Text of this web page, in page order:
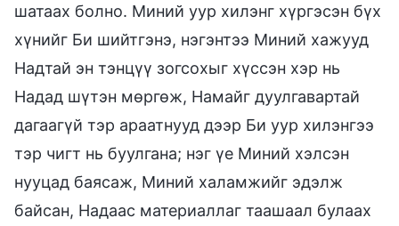
шатаах болно. Миний уур хилэнг хүргэсэн бүх
хүнийг Би шийтгэнэ, нэгэнтээ Миний хажууд
Надтай эн тэнцүү зогсохыг хүссэн хэр нь
Надад шүтэн мөргөж, Намайг дуулгавартай
дагаагүй тэр араатнууд дээр Би уур хилэнгээ
тэр чигт нь буулгана; нэг үе Миний хэлсэн
нууцад баясаж, Миний халамжийг эдэлж
байсан, Надаас материаллаг таашаал булаах